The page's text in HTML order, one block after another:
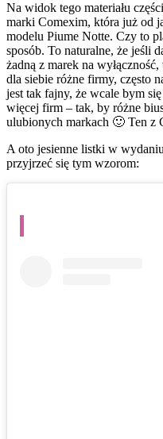
Na widok tego materiału
marki Comexim, która już od
modelu Piume Notte. Czy to
sposób. To naturalne, że jeśli
żadną z marek na
dla siebie różne firmy, często
jest tak fajny, że wcale bym
więcej firm – tak, by różne
ulubionych markach 🙂 Ten z
A oto jesienne listki w
przyjrzeć się tym wzorom: